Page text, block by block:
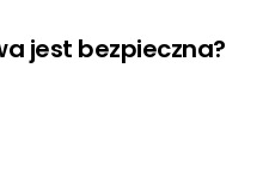
jest bezpieczna?